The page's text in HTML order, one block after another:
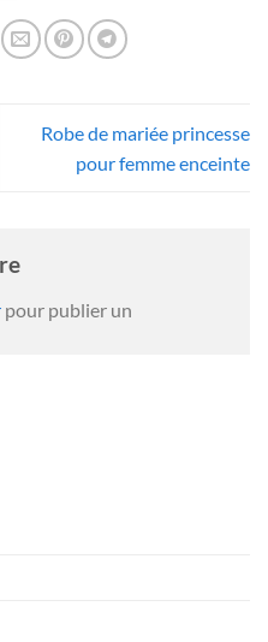
Robe de mariée princesse
pour femme enceinte
pour publier un